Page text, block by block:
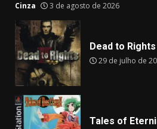
Cinza 3 de agosto de 2026
Dead to
29 de julho de
Tales of